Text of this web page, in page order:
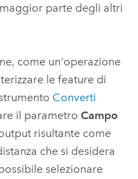
parte degli altri
come un'operazione
le feature di
Converti
il parametroCampo
risultante come
che si desidera
selezionare